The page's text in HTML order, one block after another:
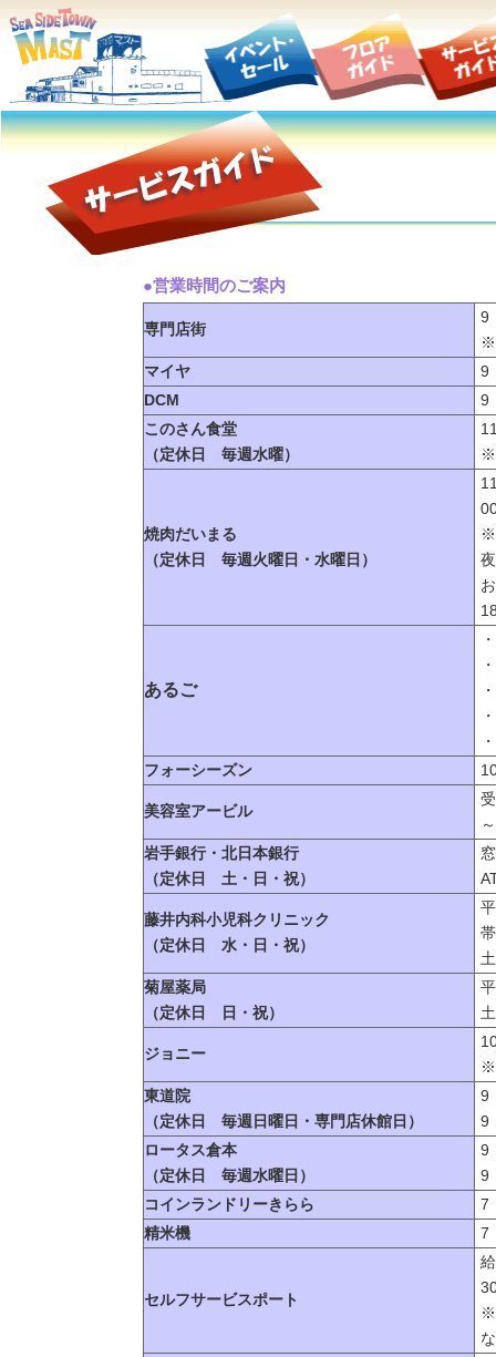
●営業時間のご案内
専門店街
9
※
マイヤ
9
DCM
9
このさん食堂
（定休日 毎週水曜）
※
焼肉だいまる
（定休日 毎週火曜日・水曜日）
※
あるご
フォーシーズン
美容室アービル
岩手銀行・北日本銀行
（定休日 土・日・祝）
藤井内科小児科クリニック
（定休日 水・日・祝）
菊屋薬局
（定休日 日・祝）
ジョニー
東道院
（定休日 毎週日曜日・専門店休館日）
9
9
ロータス倉本
（定休日 毎週水曜日）
9
9
コインランドリーきらら
7
精米機
7
セルフサービスポート
※